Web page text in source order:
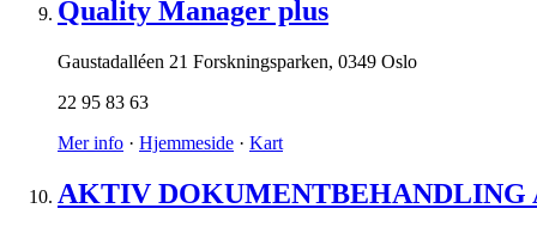
Quality Manager plus
Gaustadalléen 21 Forskningsparken, 0349 Oslo
22 95 83 63
Mer info · Hjemmeside · Kart
AKTIV DOKUMENTBEHANDLING